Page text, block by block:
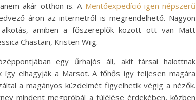
akár otthon is. A Mentőexpedíció igen népszerű
áron az internetről is megrendelhető. Nagyon
alkotás, amiben a főszereplők között ott van Matt
Chastain, Kristen Wiig.
egy űrhajós áll, akit társai halottnak
így elhagyják a Marsot. A főhős így teljesen magára
a magányos küzdelmét figyelhetik végig a nézők.
mindent megpróbál a túlélése érdekében, közben